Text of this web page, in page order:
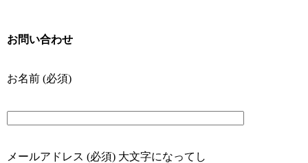
お問い合わせ
お名前 (必須)
メールアドレス (必須) 大文字になってし